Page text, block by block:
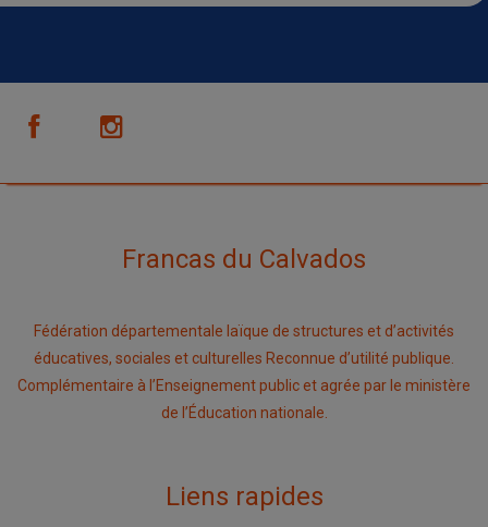
Francas du Calvados
Fédération départementale laïque de structures et d’activités
éducatives, sociales et culturelles Reconnue d’utilité publique.
Complémentaire à l’Enseignement public et agrée par le ministère
de l’Éducation nationale.
Liens rapides